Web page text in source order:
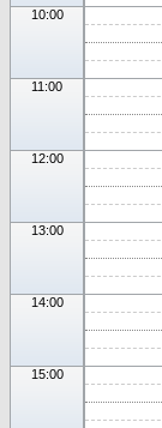
10:00
11:00
12:00
13:00
14:00
15:00